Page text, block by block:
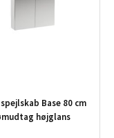
Base 80 cm
højglans